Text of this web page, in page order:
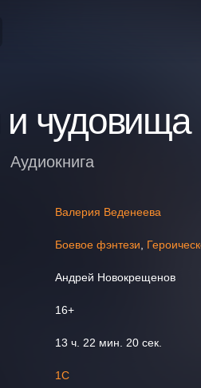
чудовища
Аудиокнига
Валерия Веденеева
Боевое фэнтези
Андрей Новокрещенов
16+
13 ч. 22 мин. 20 сек.
1С